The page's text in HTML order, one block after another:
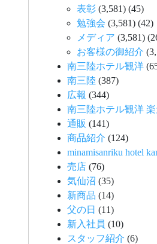
表彰 (3,581) (45)
勉強会 (3,581) (42)
メディア (3,581)
お客様の御紹介
南三陸ホテル観洋
南三陸 (387)
広報 (344)
南三陸ホテル観洋
通販 (141)
商品紹介 (124)
minamisanriku hotel
売店 (76)
気仙沼 (35)
新商品 (14)
父の日 (11)
新入社員 (10)
スタッフ紹介 (6)